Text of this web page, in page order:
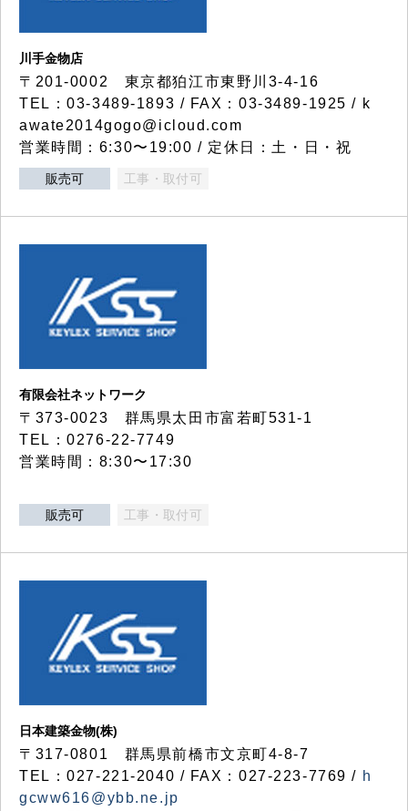
川手金物店
〒201-0002 東京都狛江市東野川3-4-16
TEL：03-3489-1893 / FAX：03-3489-1925 / k
awate2014gogo@icloud.com
営業時間：6:30〜19:00 / 定休日：土・日・祝
販売可 工事・取付可
有限会社ネットワーク
〒373-0023 群馬県太田市富若町531-1
TEL：0276-22-7749
営業時間：8:30〜17:30
販売可 工事・取付可
日本建築金物(株)
〒317‐0801 群馬県前橋市文京町4-8-7
TEL：027-221-2040 / FAX：027-223-7769 / h
gcww616@ybb.ne.jp